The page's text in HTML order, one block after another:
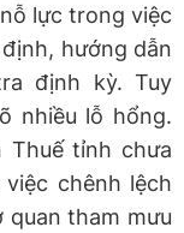
lực trong việc
hướng dẫn
định kỳ. Tuy
nhiều lỗ hổng.
Thuế tỉnh chưa
chênh lệch
quan tham mưu